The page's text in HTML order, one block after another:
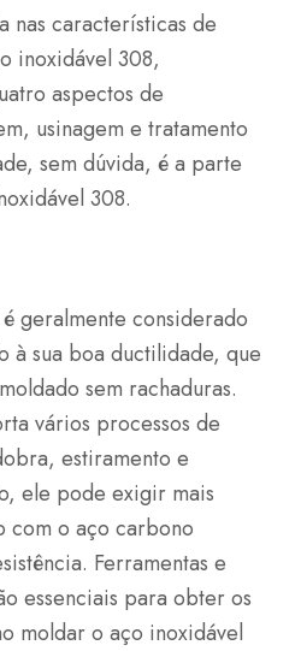
nas características de
inoxidável 308,
aspectos de
usinagem e tratamento
sem dúvida, é a parte
308.
geralmente considerado
à sua boa ductilidade, que
sem rachaduras.
vários processos de
estiramento e
ele pode exigir mais
com o aço carbono
Ferramentas e
essenciais para obter os
moldar o aço inoxidável